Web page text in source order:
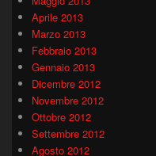
Aprile 2013
Marzo 2013
Febbraio 2013
Gennaio 2013
Dicembre 2012
Novembre 2012
Ottobre 2012
Settembre 2012
Agosto 2012